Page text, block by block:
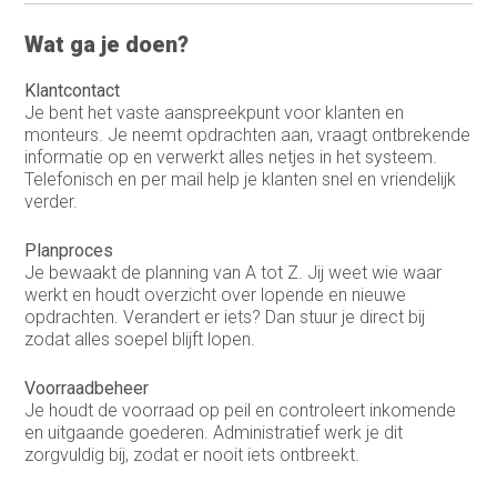
Wat ga je doen?
Klantcontact
Je bent het vaste aanspreekpunt voor klanten en
monteurs. Je neemt opdrachten aan, vraagt ontbrekende
informatie op en verwerkt alles netjes in het systeem.
Telefonisch en per mail help je klanten snel en vriendelijk
verder.
Planproces
Je bewaakt de planning van A tot Z. Jij weet wie waar
werkt en houdt overzicht over lopende en nieuwe
opdrachten. Verandert er iets? Dan stuur je direct bij
zodat alles soepel blijft lopen.
Voorraadbeheer
Je houdt de voorraad op peil en controleert inkomende
en uitgaande goederen. Administratief werk je dit
zorgvuldig bij, zodat er nooit iets ontbreekt.
Medewerker Bedrijfsbureau
Medewerker buitendienst
Medewerker buitendienst
Medewerker verkoop binnendienst
Operationeel medewerker inkoop
Planner & Administratief medewerker
product engineer
productieplanner